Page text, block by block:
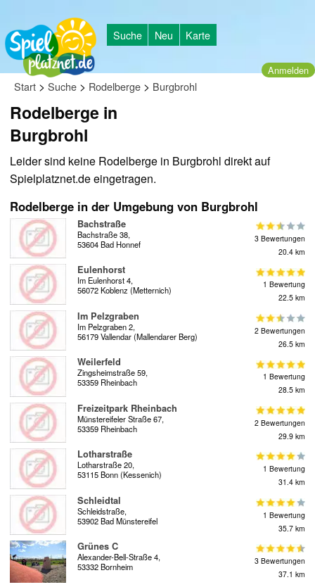
Suche Neu Karte
Anmelden
Start > Suche > Rodelberge > Burgbrohl
Rodelberge in
Burgbrohl
Leider sind keine Rodelberge in Burgbrohl direkt auf
Spielplatznet.de eingetragen.
Rodelberge in der Umgebung von Burgbrohl
Bachstraße
Bachstraße 38,
53604 Bad Honnef
3 Bewertungen
20.4 km
Eulenhorst
Im Eulenhorst 4,
56072 Koblenz (Metternich)
1 Bewertung
22.5 km
Im Pelzgraben
Im Pelzgraben 2,
56179 Vallendar (Mallendarer Berg)
2 Bewertungen
26.5 km
Weilerfeld
Zingsheimstraße 59,
53359 Rheinbach
1 Bewertung
28.5 km
Freizeitpark Rheinbach
Münstereifeler Straße 67,
53359 Rheinbach
2 Bewertungen
29.9 km
Lotharstraße
Lotharstraße 20,
53115 Bonn (Kessenich)
1 Bewertung
31.4 km
Schleidtal
Schleidstraße,
53902 Bad Münstereifel
1 Bewertung
35.7 km
Grünes C
Alexander-Bell-Straße 4,
53332 Bornheim
3 Bewertungen
37.1 km